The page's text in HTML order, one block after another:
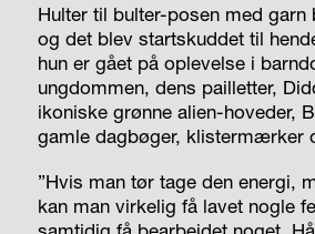
Hulter til bulter-posen med garn
og det blev startskuddet til
hun er gået på oplevelse i
ungdommen, dens pailletter,
ikoniske grønne alien-hoveder,
gamle dagbøger, klistermærker
”Hvis man tør tage den energi,
kan man virkelig få lavet nogle